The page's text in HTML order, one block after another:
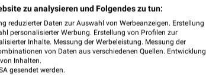
24,6 km
01.08. Wohnen Spezial
zu analysieren und Folgendes zu tun:
reduzierter Daten zur Auswahl von Werbeanzeigen. Erstellung
personalisierter Werbung. Erstellung von Profilen zur
Inhalte. Messung der Werbeleistung. Messung der
von Daten aus verschiedenen Quellen. Entwicklung
Inhalten.
gesendet werden.